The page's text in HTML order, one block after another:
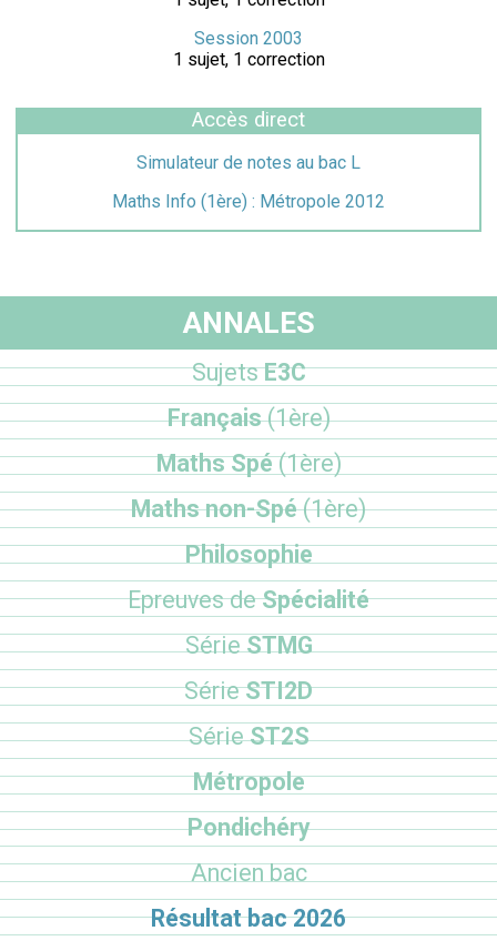
Session 2003
1 sujet, 1 correction
Accès direct
Simulateur de notes au bac L
Maths Info (1ère) : Métropole 2012
ANNALES
SujetsE3C
Français(1ère)
Maths Spé(1ère)
Maths non-Spé(1ère)
Philosophie
Epreuves deSpécialité
SérieSTMG
SérieSTI2D
SérieST2S
Métropole
Pondichéry
Ancien bac
Résultat bac 2026